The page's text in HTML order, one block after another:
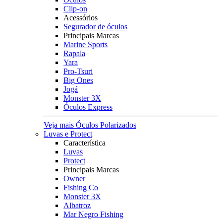
Clip-on
Acessórios
Segurador de óculos
Principais Marcas
Marine Sports
Rapala
Yara
Pro-Tsuri
Big Ones
Jogá
Monster 3X
Óculos Express
Veja mais Óculos Polarizados
Luvas e Protect
Característica
Luvas
Protect
Principais Marcas
Owner
Fishing Co
Monster 3X
Albatroz
Mar Negro Fishing